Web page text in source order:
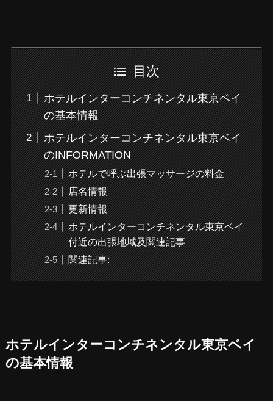
目次
ホテルインターコンチネンタル東京ベイ
の基本情報
ホテルインターコンチネンタル東京ベイ
のINFORMATION
ホテルで呼ぶ出張マッサージの料金
店名情報
更新情報
ホテルインターコンチネンタル東京ベイ
付近の出張地域及関連記事
関連記事:
ホテルインターコンチネンタル東京ベイ
の基本情報